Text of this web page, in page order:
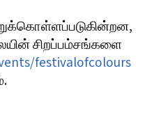
சிறப்பம்சங்களை
festivalofcolours